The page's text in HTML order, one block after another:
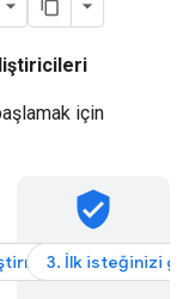
için
verified_user
3. İlk isteğinizi